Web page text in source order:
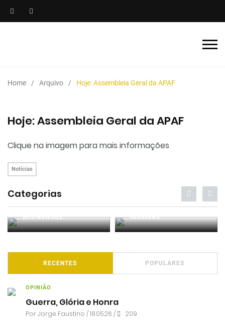
Home Arquivo Hoje: Assembleia Geral da APAF
Hoje: Assembleia Geral da APAF
Clique na imagem para mais informações
Notícias
Categorias
Entrevistas Análises
RECENTES POPULARES
OPINIÃO
Guerra, Glória e Honra
PorJorge Faustino / 18.05.26 / 209